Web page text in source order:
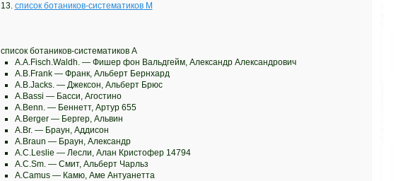
13. список ботаников-систематиковM
список ботаников-систематиковA
A.A.Fisch.Waldh. — Фишер фон Вальдгейм, Александр Александрович
A.B.Frank — Франк, Альберт Бернхард
A.B.Jacks. — Джексон, Альберт Брюс
A.Bassi — Басси, Агостино
A.Benn. — Беннетт, Артур 655
A.Berger — Бергер, Альвин
A.Br. — Браун, Аддисон
A.Braun — Браун, Александр
A.C.Leslie — Лесли, Алан Кристофер 14794
A.C.Sm. — Смит, Альберт Чарльз
A.Camus — Камю, Аме Антуанетта